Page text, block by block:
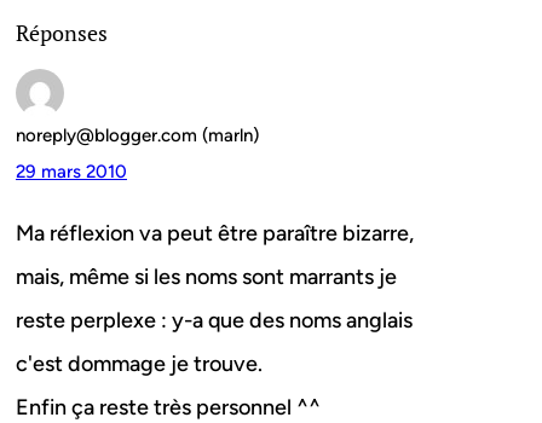
Réponses
noreply@blogger.com (marln)
29 mars 2010
Ma réflexion va peut être paraître bizarre,
mais, même si les noms sont marrants je
reste perplexe : y-a que des noms anglais
c'est dommage je trouve.
Enfin ça reste très personnel ^^